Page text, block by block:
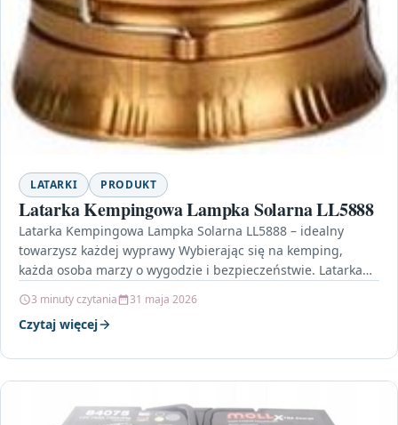
LATARKI PRODUKT
Latarka Kempingowa Lampka Solarna LL5888
Latarka Kempingowa Lampka Solarna LL5888 – idealny
towarzysz każdej wyprawy Wybierając się na kemping,
każda osoba marzy o wygodzie i bezpieczeństwie. Latarka
3 minuty czytania 31 maja 2026
Czytaj więcej